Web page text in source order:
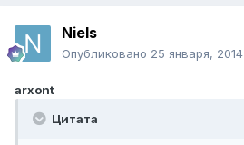
Niels
Опубликовано 25 января, 2014
arxont
Цитата